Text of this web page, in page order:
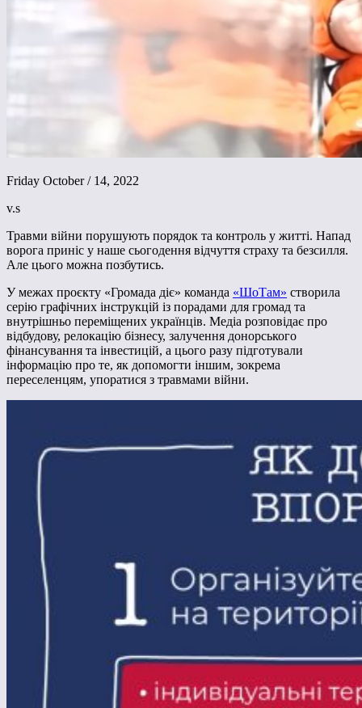
Friday October / 14, 2022
v.s
Травми війни порушують порядок та контроль у житті. Напад
ворога приніс у наше сьогодення відчуття страху та безсилля.
Але цього можна позбутись.
У межах проєкту «Громада діє» команда «ШоТам» створила
серію графічних інструкцій із порадами для громад та
внутрішньо переміщених українців. Медіа розповідає про
відбудову, релокацію бізнесу, залучення донорського
фінансування та інвестицій, а цього разу підготували
інформацію про те, як допомогти іншим, зокрема
переселенцям, упоратися з травмами війни.